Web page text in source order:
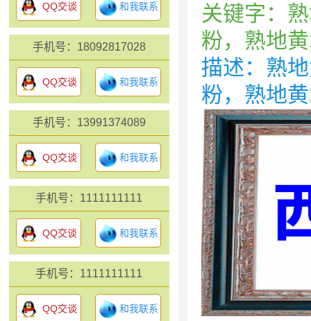
QQ交谈 和我联系
手机号：18092817028
QQ交谈 和我联系
手机号：13991374089
QQ交谈 和我联系
手机号：1111111111
QQ交谈 和我联系
手机号：1111111111
QQ交谈 和我联系
关键字：
粉，熟地
描述：熟
粉，熟地